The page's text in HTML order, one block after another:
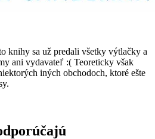
knihy sa už predali všetky výtlačky a
ani vydavateľ :( Teoreticky však
iných obchodoch, ktoré ešte